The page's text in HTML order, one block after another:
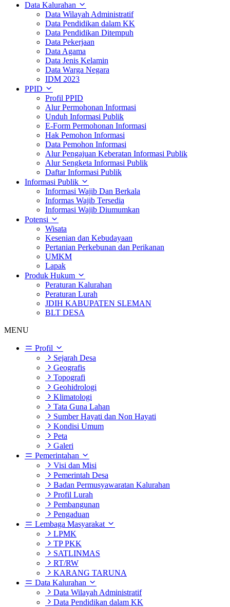
Data Kalurahan
Data Wilayah Administratif
Data Pendidikan dalam KK
Data Pendidikan Ditempuh
Data Pekerjaan
Data Agama
Data Jenis Kelamin
Data Warga Negara
IDM 2023
PPID
Profil PPID
Alur Permohonan Informasi
Unduh Informasi Publik
E-Form Permohonan Informasi
Hak Pemohon Informasi
Data Pemohon Informasi
Alur Pengajuan Keberatan Informasi Publik
Alur Sengketa Informasi Publik
Daftar Informasi Publik
Informasi Publik
Informasi Wajib Dan Berkala
Informas Wajib Tersedia
Informasi Wajib Diumumkan
Potensi
Wisata
Kesenian dan Kebudayaan
Pertanian Perkebunan dan Perikanan
UMKM
Lapak
Produk Hukum
Peraturan Kalurahan
Peraturan Lurah
JDIH KABUPATEN SLEMAN
BLT DESA
MENU
Profil
Sejarah Desa
Geografis
Topografi
Geohidrologi
Klimatologi
Tata Guna Lahan
Sumber Hayati dan Non Hayati
Kondisi Umum
Peta
Galeri
Pemerintahan
Visi dan Misi
Pemerintah Desa
Badan Permusyawaratan Kalurahan
Profil Lurah
Pembangunan
Pengaduan
Lembaga Masyarakat
LPMK
TP PKK
SATLINMAS
RT/RW
KARANG TARUNA
Data Kalurahan
Data Wilayah Administratif
Data Pendidikan dalam KK